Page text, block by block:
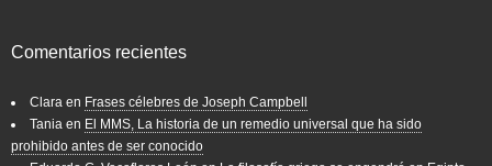
Comentarios recientes
Clara en Frases célebres de Joseph Campbell
Tania en El MMS, La historia de un remedio universal que ha sido
prohibido antes de ser conocido